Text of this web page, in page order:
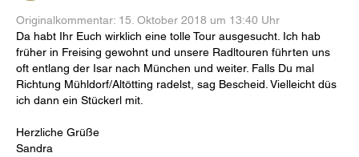
Originalkommentar: 15. Oktober 2018 um 13:40 Uhr
Da habt Ihr Euch wirklich eine tolle Tour ausgesucht. Ich hab
früher in Freising gewohnt und unsere Radltouren führten uns
oft entlang der Isar nach München und weiter. Falls Du mal
Richtung Mühldorf/Altötting radelst, sag Bescheid. Vielleicht düs
ich dann ein Stückerl mit.
Herzliche Grüße
Sandra